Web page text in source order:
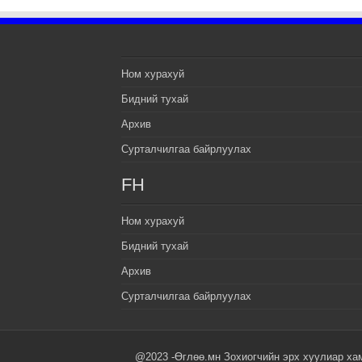
Ном хурахуй
Бидний тухай
Архив
Сурталчилгаа байрлуулах
FH
Ном хурахуй
Бидний тухай
Архив
Сурталчилгаа байрлуулах
@2023 -Өглөө.мн Зохиогчийн эрх хуулиар